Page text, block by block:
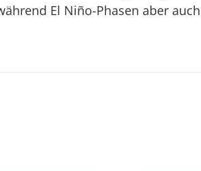
El Niño-Phasen aber